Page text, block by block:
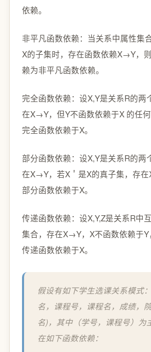
依赖。
非平凡函数依赖：当关系中属性集
X的子集时，存在函数依赖X→Y，
赖为非平凡函数依赖。
完全函数依赖：设X,Y是关系R的两
在X→Y，但Y不函数依赖于X 的任
完全函数依赖于X。
部分函数依赖：设X,Y是关系R的两
在X→Y，若X＇是X的真子集，存
部分函数依赖于X。
传递函数依赖：设X,Y,Z是关系R中
集合，存在X→Y，X不函数依赖于
传递函数依赖于X。
假设有如下学生选课关系模式
名，课程号，课程名，成绩，
名)，其中（学号，课程号）为
在如下函数依赖：